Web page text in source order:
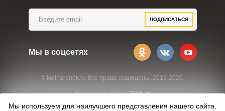
© kulinarenok.ru Все права защищены. 2019-2026.
Разработка сайта:Digrium
ПОДПИСАТЬСЯ
Мы в соцсетях
Мы используем для наилучшего представления нашего сайта.